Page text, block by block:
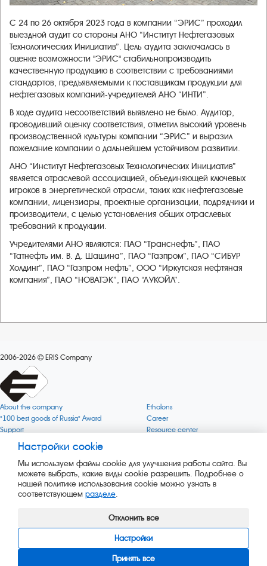
С 24 по 26 октября 2023 года в компании “ЭРИС” проходил
выездной аудит со стороны АНО “Институт Нефтегазовых
Технологических Инициатив”. Цель аудита заключалась в
оценке возможности "ЭРИС" стабильнопроизводить
качественную продукцию в соответствии с требованиями
стандартов, предъявляемыми к поставщикам продукции для
нефтегазовых компаний-учредителей АНО “ИНТИ”.
В ходе аудита несоответствий выявлено не было. Аудитор,
проводивший оценку соответствия, отметил высокий уровень
производственной культуры компании “ЭРИС” и выразил
пожелание компании о дальнейшем устойчивом развитии.
АНО “Институт Нефтегазовых Технологических Инициатив”
является отраслевой ассоциацией, объединяющей ключевых
игроков в энергетической отрасли, таких как нефтегазовые
компании, лицензиары, проектные организации, подрядчики и
производители, с целью установления общих отраслевых
требований к продукции.
Учредителями АНО являются: ПАО “Транснефть”, ПАО
“Татнефть им. В. Д. Шашина”, ПАО “Газпром”, ПАО “СИБУР
Холдинг”, ПАО “Газпром нефть”, ООО “Иркутская нефтяная
компания”, ПАО “НОВАТЭК”, ПАО “ЛУКОЙЛ”.
2006-2026 ERIS Company
About the company
"100 best goods of Russia" Award
Support
Quality
Verification via uncommon gases
Online services status
Press releases
Services
Ethalons
Career
Resource center
Company objectives
The Green 1000
Key BLE Generator
Настройки cookie
Мы используем файлы cookie для улучшения работы сайта. Вы
можете выбрать, какие виды cookie разрешить. Подробнее о
нашей политике использования cookie можно узнать в
соответствующем разделе.
Отклонить все
Настройки
Принять все